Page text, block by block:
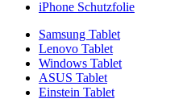
iPhone Schutzfolie
Samsung Tablet
Lenovo Tablet
Windows Tablet
ASUS Tablet
Einstein Tablet